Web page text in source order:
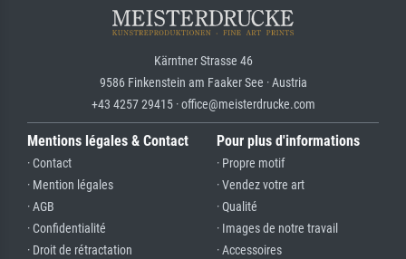
Kärntner Strasse 46
9586 Finkenstein am Faaker See · Austria
+43 4257 29415 · office@meisterdrucke.com
Mentions légales & Contact
· Contact
· Mention légales
· AGB
· Confidentialité
· Droit de rétractation
Pour plus d'informations
· Propre motif
· Vendez votre art
· Qualité
· Images de notre travail
· Accessoires